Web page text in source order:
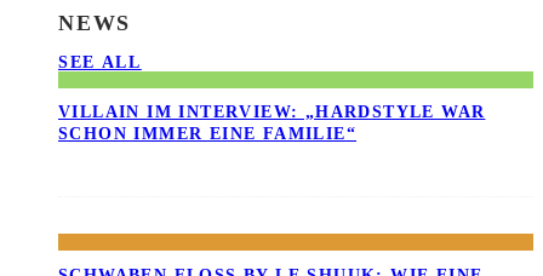
NEWS
SEE ALL
VILLAIN IM INTERVIEW: „HARDSTYLE WAR
SCHON IMMER EINE FAMILIE“